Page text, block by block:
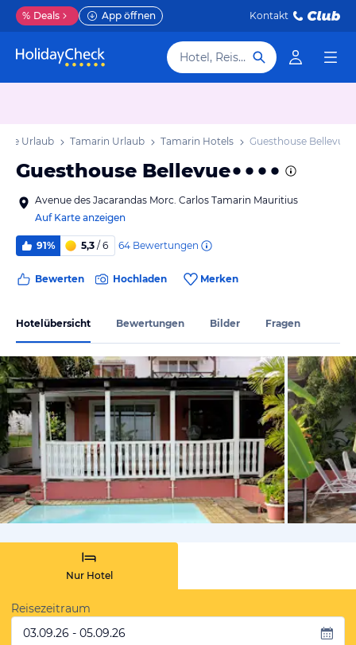
% Deals App öffnen Kontakt
Hotel, Reiseziel
Urlaub Tamarin Urlaub Tamarin Hotels Guesthouse Bellevue
Guesthouse Bellevue
Avenue des Jacarandas Morc. Carlos Tamarin Mauritius
Auf Karte anzeigen
91% 5,3 / 6 64 Bewertungen
Bewerten Hochladen Merken
Hotelübersicht Bewertungen Bilder Fragen
vom
Nur Hotel
Reisezeitraum
03.09.26 - 05.09.26